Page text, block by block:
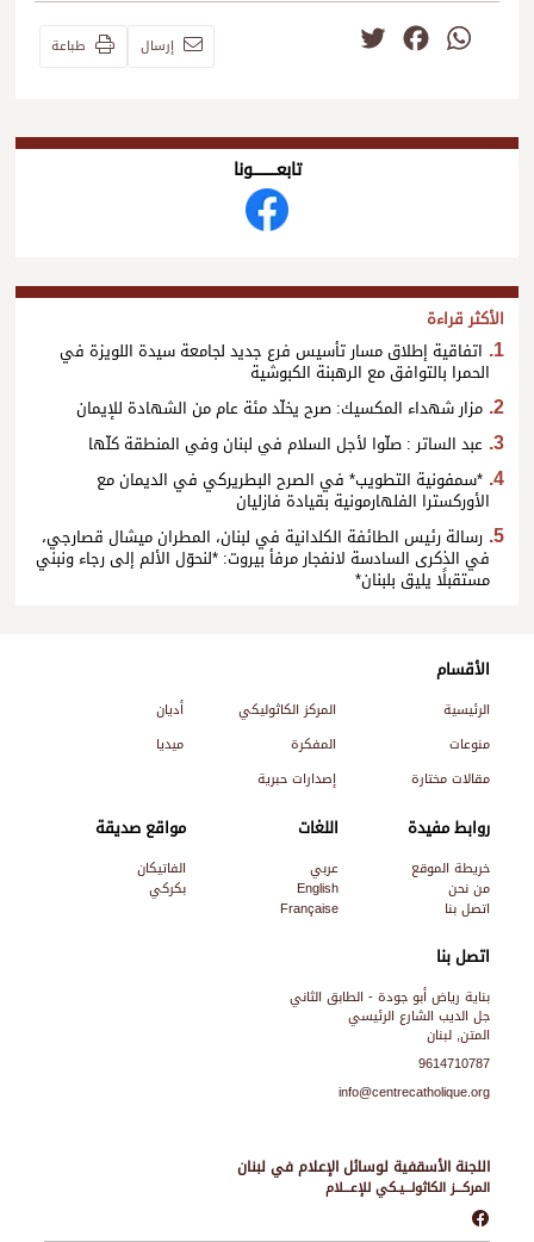
WhatsApp
Facebook إرسال طباعة
تابعــــــــــونا
الأكثر قراءة
اتفاقية إطلاق مسار تأسيس فرع جديد لجامعة سيدة اللويزة في
الحمرا بالتوافق مع الرهبنة الكبوشية
مزار شهداء المكسيك: صرح يخلّد مئة عام من الشهادة للإيمان
عبد الساتر : صلّوا لأجل السلام في لبنان وفي المنطقة كلّها
*سمفونية التطويب* في الصرح البطريركي في الديمان مع
الأوركسترا الفلهارمونية بقيادة فازليان
رسالة رئيس الطائفة الكلدانية في لبنان، المطران ميشال قصارجي،
في الذكرى السادسة لانفجار مرفأ بيروت: *لنحوّل الألم إلى رجاء ونبني
مستقبلًا يليق بلبنان*
اللجنة الأسقفية لوسائل الإعلام في لبنان
المركـــز الكاثولـــيـكي للإعـــلام
اتصل بنا
بناية رياض أبو جودة - الطابق الثاني
جل الديب الشارع الرئيسي
المتن, لبنان
9614710787
info@centrecatholique.org
الأقسام
الرئيسية المركز الكاثوليكي
أديان
منوعات
المفكرة
ميديا
مقالات مختارة
إصدارات حبرية
روابط مفيدة
خريطة الموقع
من نحن
اتصل بنا
اللغات
عربي
English
Française
مواقع صديقة
الفاتيكان
بكركي